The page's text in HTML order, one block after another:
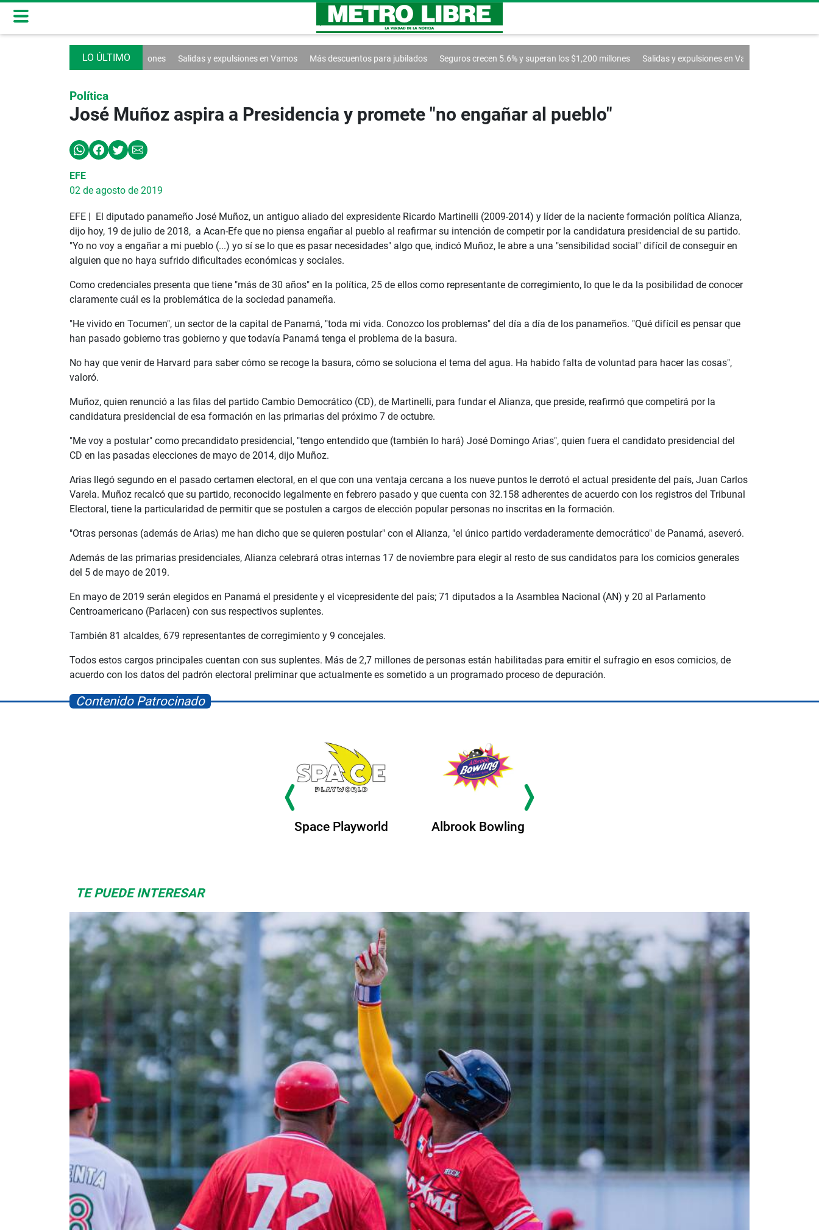
superan los $1,200 millones Salidas y expulsiones en Vamos Más descuentos para jubilados Seguros crecen 5.6% y superan los $1,200 millones Salidas y expulsiones en Vamos Más descuentos para
Política
José Muñoz aspira a Presidencia y promete "no engañar al pueblo"
EFE
02 de agosto de 2019
EFE | El diputado panameño José Muñoz, un antiguo aliado del expresidente Ricardo Martinelli (2009-2014) y líder de la naciente formación política Alianza,
dijo hoy, 19 de julio de 2018, a Acan-Efe que no piensa engañar al pueblo al reafirmar su intención de competir por la candidatura presidencial de su partido.
"Yo no voy a engañar a mi pueblo (...) yo sí se lo que es pasar necesidades" algo que, indicó Muñoz, le abre a una "sensibilidad social" difícil de conseguir en
alguien que no haya sufrido dificultades económicas y sociales.
Como credenciales presenta que tiene "más de 30 años" en la política, 25 de ellos como representante de corregimiento, lo que le da la posibilidad de conocer
claramente cuál es la problemática de la sociedad panameña.
"He vivido en Tocumen", un sector de la capital de Panamá, "toda mi vida. Conozco los problemas" del día a día de los panameños. "Qué difícil es pensar que
han pasado gobierno tras gobierno y que todavía Panamá tenga el problema de la basura.
No hay que venir de Harvard para saber cómo se recoge la basura, cómo se soluciona el tema del agua. Ha habido falta de voluntad para hacer las cosas",
valoró.
Muñoz, quien renunció a las filas del partido Cambio Democrático (CD), de Martinelli, para fundar el Alianza, que preside, reafirmó que competirá por la
candidatura presidencial de esa formación en las primarias del próximo 7 de octubre.
"Me voy a postular" como precandidato presidencial, "tengo entendido que (también lo hará) José Domingo Arias", quien fuera el candidato presidencial del
CD en las pasadas elecciones de mayo de 2014, dijo Muñoz.
Arias llegó segundo en el pasado certamen electoral, en el que con una ventaja cercana a los nueve puntos le derrotó el actual presidente del país, Juan Carlos
Varela. Muñoz recalcó que su partido, reconocido legalmente en febrero pasado y que cuenta con 32.158 adherentes de acuerdo con los registros del Tribunal
Electoral, tiene la particularidad de permitir que se postulen a cargos de elección popular personas no inscritas en la formación.
"Otras personas (además de Arias) me han dicho que se quieren postular" con el Alianza, "el único partido verdaderamente democrático" de Panamá, aseveró.
Además de las primarias presidenciales, Alianza celebrará otras internas 17 de noviembre para elegir al resto de sus candidatos para los comicios generales
del 5 de mayo de 2019.
En mayo de 2019 serán elegidos en Panamá el presidente y el vicepresidente del país; 71 diputados a la Asamblea Nacional (AN) y 20 al Parlamento
Centroamericano (Parlacen) con sus respectivos suplentes.
También 81 alcaldes, 679 representantes de corregimiento y 9 concejales.
Todos estos cargos principales cuentan con sus suplentes. Más de 2,7 millones de personas están habilitadas para emitir el sufragio en esos comicios, de
acuerdo con los datos del padrón electoral preliminar que actualmente es sometido a un programado proceso de depuración.
Contenido Patrocinado
Space Playworld Albrook Bowling
TE PUEDE INTERESAR